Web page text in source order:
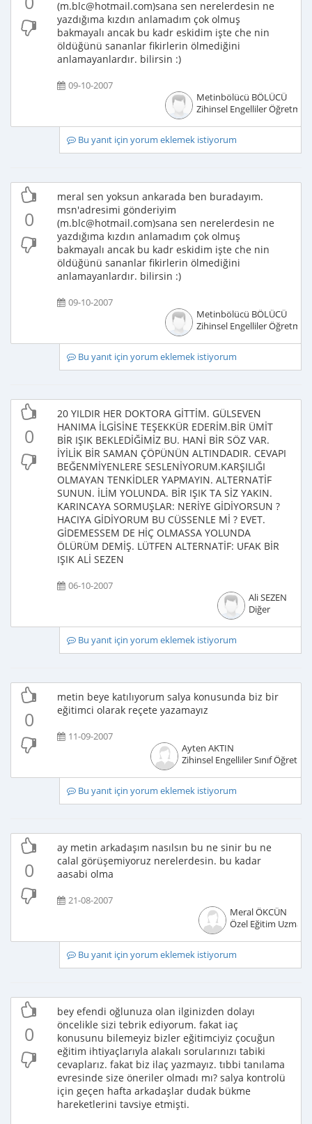
(m.blc@hotmail.com)sana sen nerelerdesin ne
yazdığıma kızdın anlamadım çok olmuş
bakmayalı ancak bu kadr eskidim işte che nin
öldüğünü sananlar fikirlerin ölmediğini
anlamayanlardır. bilirsin :)
09-10-2007
Metinbölücü BÖLÜCÜ
Zihinsel Engelliler
Bu yanıt için yorum eklemek istiyorum
0
meral sen yoksun ankarada ben buradayım.
msn'adresimi gönderiyim
(m.blc@hotmail.com)sana sen nerelerdesin ne
yazdığıma kızdın anlamadım çok olmuş
bakmayalı ancak bu kadr eskidim işte che nin
öldüğünü sananlar fikirlerin ölmediğini
anlamayanlardır. bilirsin :)
09-10-2007
Metinbölücü BÖLÜCÜ
Zihinsel Engelliler
Bu yanıt için yorum eklemek istiyorum
0
20 YILDIR HER DOKTORA GİTTİM. GÜLSEVEN
HANIMA İLGİSİNE TEŞEKKÜR EDERİM.BİR ÜMİT
BİR IŞIK BEKLEDİĞİMİZ BU. HANİ BİR SÖZ VAR.
İYİLİK BİR SAMAN ÇÖPÜNÜN ALTINDADIR. CEVAPI
BEĞENMİYENLERE SESLENİYORUM.KARŞILIĞI
OLMAYAN TENKİDLER YAPMAYIN. ALTERNATİF
SUNUN. İLİM YOLUNDA. BİR IŞIK TA SİZ YAKIN.
KARINCAYA SORMUŞLAR: NERİYE GİDİYORSUN ?
HACIYA GİDİYORUM BU CÜSSENLE Mİ ? EVET.
GİDEMESSEM DE HİÇ OLMASSA YOLUNDA
ÖLÜRÜM DEMİŞ. LÜTFEN ALTERNATİF: UFAK BİR
IŞIK ALİ SEZEN
06-10-2007
Ali SEZEN
Diğer
Bu yanıt için yorum eklemek istiyorum
0
metin beye katılıyorum salya konusunda biz bir
eğitimci olarak reçete yazamayız
11-09-2007
Ayten AKTIN
Zihinsel Engelliler Sınıf
Bu yanıt için yorum eklemek istiyorum
0
ay metin arkadaşım nasılsın bu ne sinir bu ne
calal görüşemiyoruz nerelerdesin. bu kadar
aasabi olma
21-08-2007
Meral ÖKCÜN
Özel Eğitim Uzmanı
Bu yanıt için yorum eklemek istiyorum
0
bey efendi oğlunuza olan ilginizden dolayı
öncelikle sizi tebrik ediyorum. fakat iaç
konusunu bilemeyiz bizler eğitimciyiz çocuğun
eğitim ihtiyaçlarıyla alakalı sorularınızı tabiki
cevaplarız. fakat biz ilaç yazmayız. tıbbi tanılama
evresinde size öneriler olmadı mı? salya kontrolü
için geçen hafta arkadaşlar dudak bükme
hareketlerini tavsiye etmişti.